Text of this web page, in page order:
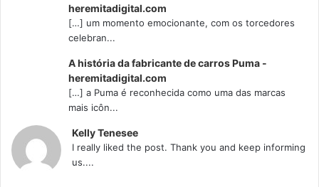
heremitadigital.com
[…] um momento emocionante, com os torcedores
celebran...
A história da fabricante de carros Puma -
heremitadigital.com
[…] a Puma é reconhecida como uma das marcas
mais icôn...
Kelly Tenesee
I really liked the post. Thank you and keep informing
us....